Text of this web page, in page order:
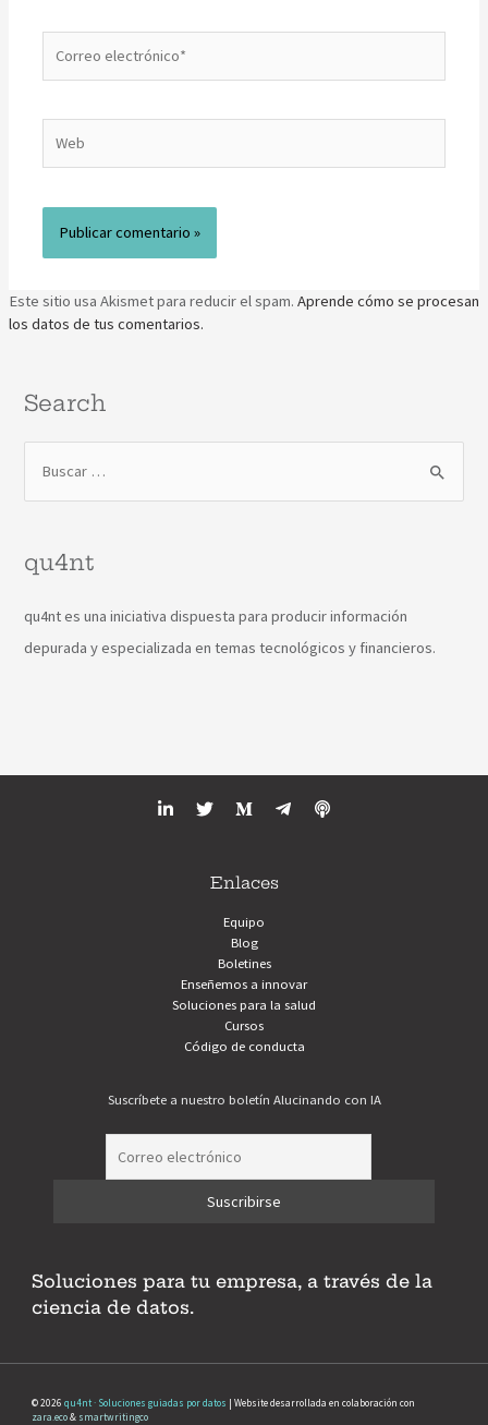
Este sitio usa Akismet para reducir el spam. Aprende cómo se procesan
los datos de tus comentarios.
Search
qu4nt
qu4nt es una iniciativa dispuesta para producir información
depurada y especializada en temas tecnológicos y financieros.
Enlaces
Equipo
Blog
Boletines
Enseñemos a innovar
Soluciones para la salud
Cursos
Código de conducta
Suscríbete a nuestro boletín Alucinando con IA
Soluciones para tu empresa, a través de la
ciencia de datos.
© 2026qu4nt · Soluciones guiadas por datos | Website desarrollada en colaboración con
zara.eco& smartwritingco